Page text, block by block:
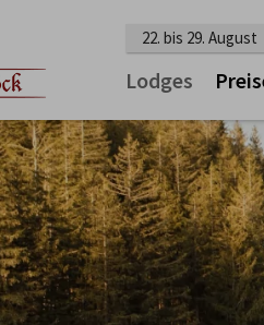
22. bis 29. August
Lodges